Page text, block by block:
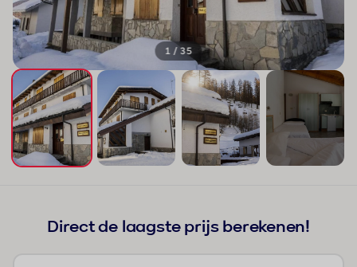
1 / 35
Direct de laagste prijs berekenen!